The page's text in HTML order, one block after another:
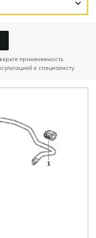
применяемость
к специалисту.